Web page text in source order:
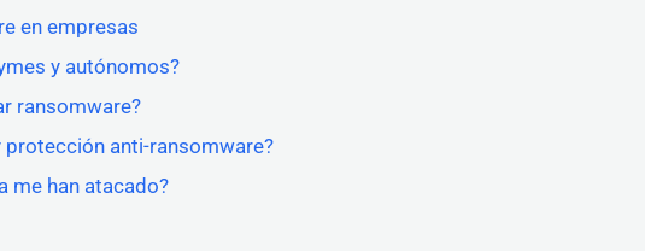
en empresas
y autónomos?
ransomware?
protección anti-ransomware?
me han atacado?